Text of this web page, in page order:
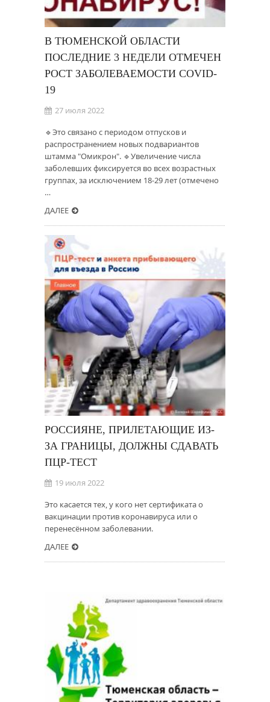
В ТЮМЕНСКОЙ ОБЛАСТИ
ПОСЛЕДНИЕ 3 НЕДЕЛИ ОТМЕЧЕН
РОСТ ЗАБОЛЕВАЕМОСТИ COVID-
19
27 июля 2022
🔹Это связано с периодом отпусков и
распространением новых подвариантов
штамма "Омикрон". 🔹Увеличение числа
заболевших фиксируется во всех возрастных
группах, за исключением 18-29 лет (отмечено
…
ДАЛЕЕ
РОССИЯНЕ, ПРИЛЕТАЮЩИЕ ИЗ-
ЗА ГРАНИЦЫ, ДОЛЖНЫ СДАВАТЬ
ПЦР-ТЕСТ
19 июля 2022
Это касается тех, у кого нет сертификата о
вакцинации против коронавируса или о
перенесённом заболевании.
ДАЛЕЕ